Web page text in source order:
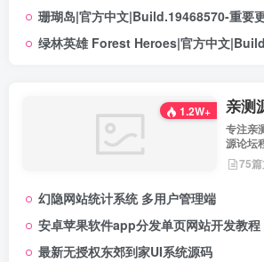
珊瑚岛|官方中文|Build.19468570-重要更新-沙盒|解
绿林英雄 Forest Heroes|官方中文|Build.19609351+全DLC|
1.2W+ 亲测
专注亲
源论坛
坛搭建
实际测
75
幻隐网站统计系统 多用户管理端
安卓苹果软件app分发单页网站开发教程
最新无授权东郊到家UI系统源码